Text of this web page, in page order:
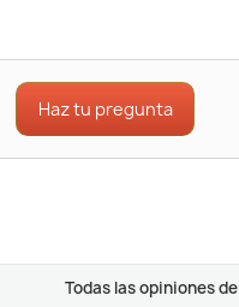
Haz tu pregunta
Todas las opiniones